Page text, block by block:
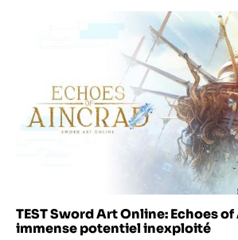
TEST Sword Art Online: Echoes of
immense potentiel inexploité